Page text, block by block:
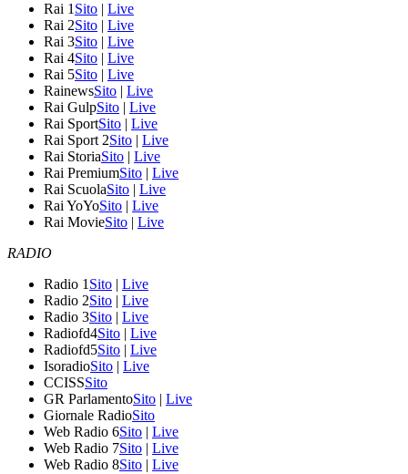
Rai 1 Sito | Live
Rai 2Sito | Live
Rai 3Sito | Live
Rai 4Sito | Live
Rai 5Sito | Live
RainewsSito | Live
Rai GulpSito | Live
Rai SportSito | Live
Rai Sport 2Sito | Live
Rai StoriaSito | Live
Rai PremiumSito | Live
Rai ScuolaSito | Live
Rai YoYoSito | Live
Rai MovieSito | Live
RADIO
Radio 1 Sito | Live
Radio 2Sito | Live
Radio 3Sito | Live
Radiofd4Sito | Live
Radiofd5Sito | Live
IsoradioSito | Live
CCISSSito
GR ParlamentoSito | Live
Giornale RadioSito
Web Radio 6Sito | Live
Web Radio 7Sito | Live
Web Radio 8Sito | Live